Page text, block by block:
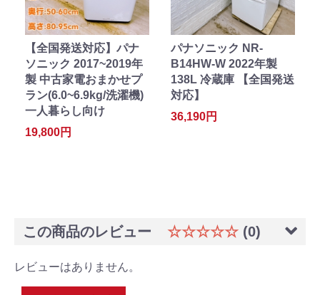
【全国発送対応】パナ
ソニック 2017~2019年
製 中古家電おまかせプ
ラン(6.0~6.9kg/洗濯機)
一人暮らし向け
19,800円
パナソニック NR-
B14HW-W 2022年製
138L 冷蔵庫 【全国発送
対応】
36,190円
この商品のレビュー ☆☆☆☆☆ (0)
レビューはありません。